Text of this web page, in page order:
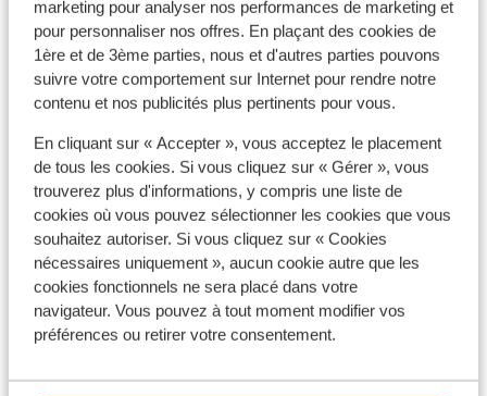
marketing pour analyser nos performances de marketing et
pour personnaliser nos offres. En plaçant des cookies de
1ère et de 3ème parties, nous et d'autres parties pouvons
suivre votre comportement sur Internet pour rendre notre
contenu et nos publicités plus pertinents pour vous.
En cliquant sur « Accepter », vous acceptez le placement
de tous les cookies. Si vous cliquez sur « Gérer », vous
trouverez plus d'informations, y compris une liste de
cookies où vous pouvez sélectionner les cookies que vous
souhaitez autoriser. Si vous cliquez sur « Cookies
nécessaires uniquement », aucun cookie autre que les
cookies fonctionnels ne sera placé dans votre
navigateur. Vous pouvez à tout moment modifier vos
préférences ou retirer votre consentement.
Emplacement
Afficher sur la carte
À proximité
Distance du centre-ville: environ 1,5 kilomètres
Distance de l'aéroport Salzburg environ 78
kilomètres